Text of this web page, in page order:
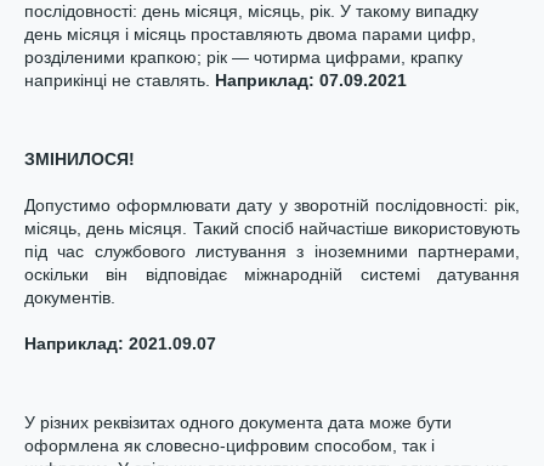
послідовності: день місяця, місяць, рік. У такому випадку
день місяця і місяць проставляють двома парами цифр,
розділеними крапкою; рік — чотирма цифрами, крапку
наприкінці не ставлять. Наприклад: 07.09.2021
ЗМІНИЛОСЯ!
Допустимо оформлювати дату у зворотній послідовності: рік,
місяць, день місяця. Такий спосіб найчастіше використовують
під час службового листування з іноземними партнерами,
оскільки він відповідає міжнародній системі датування
документів.
Наприклад: 2021.09.07
У різних реквізитах одного документа дата може бути
оформлена як словесно-цифровим способом, так і